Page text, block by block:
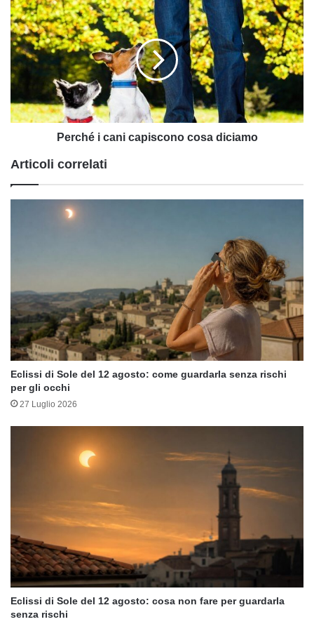
Perché
i
cani
capiscono
cosa
diciamo
Perché i cani capiscono cosa diciamo
Articoli correlati
Eclissi di Sole del 12 agosto: come guardarla senza rischi
per gli occhi
27 Luglio 2026
Eclissi di Sole del 12 agosto: cosa non fare per guardarla
senza rischi